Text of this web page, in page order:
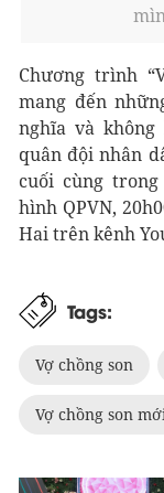
Chương trình
mang đến
nghĩa và
quân đội nhân
cuối cùng
hình QPVN,
Hai trên kênh
Tags:
Vợ chồng son
Vợ chồng son